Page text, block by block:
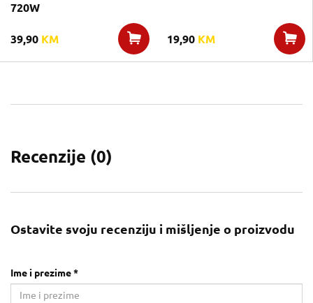
720W
39,90 KM 19,90 KM
Recenzije (0)
Ostavite svoju recenziju i mišljenje o proizvodu
Ime i prezime *